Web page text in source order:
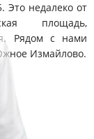
Это недалеко от
площадь,
Рядом с нами
Измайлово.